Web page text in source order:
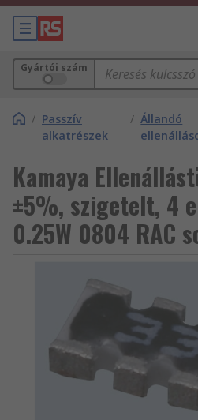
Gyártói szám
/ Passzív
alkatrészek
/ Állandó
Kamaya
±5%, szigetelt, 4
0.25W 0804 RAC